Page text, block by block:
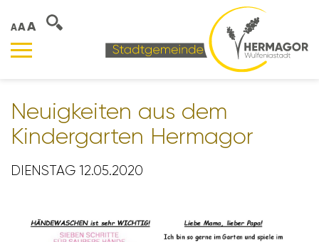
AAA
Neuig­keiten aus dem
Kinder­garten Hermagor
DIENSTAG 12.05.2020